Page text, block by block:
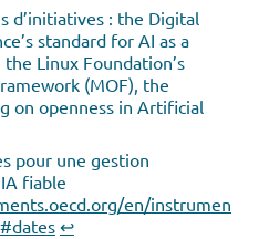
d’initiatives : the Digital
standard for AI as a
Linux Foundation’s
(MOF), the
on openness in Artificial
pour une gestion
fiable
en/instrumen
↩︎